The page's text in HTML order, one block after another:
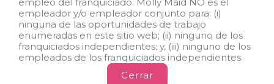
aparecen en este sitio web; (ii)
ninguno de los franquiciados
independientes; y, (iii) ninguno de
los empleados de los
franquiciados independientes.
empleador y/o empleador conjunto para: (i)
ninguna de las oportunidades de trabajo
enumeradas en este sitio web; (ii) ninguno de los
franquiciados independientes; y, (iii) ninguno de los
empleados de los franquiciados independientes.
Cerrar